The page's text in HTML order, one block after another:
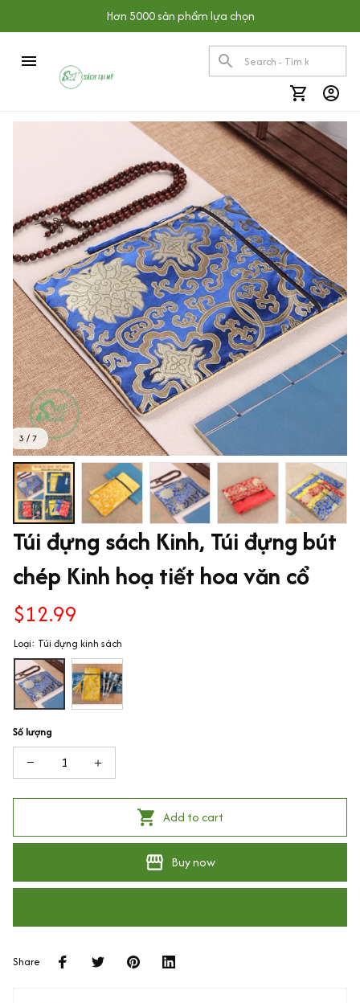
Hơn 5000 sản phẩm lựa chọn
3 / 7
Túi đựng sách Kinh, Túi đựng bút
chép Kinh hoạ tiết hoa văn cổ
$12.99
Loại: Túi đựng kinh sách
Số lượng
Add to cart
Buy now
Share